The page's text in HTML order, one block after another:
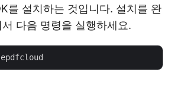
를 설치하는 것입니다. 설치를 완
다음 명령을 실행하세요.